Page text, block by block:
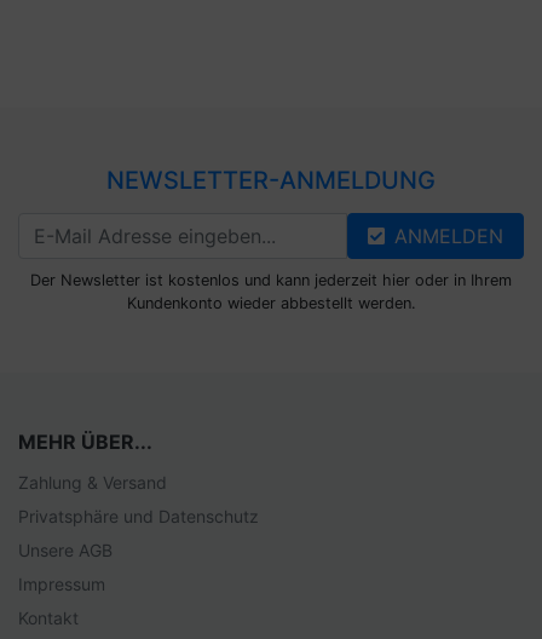
NEWSLETTER-ANMELDUNG
ANMELDEN
Der Newsletter ist kostenlos und kann jederzeit hier oder in Ihrem
Kundenkonto wieder abbestellt werden.
MEHR ÜBER...
Zahlung & Versand
Privatsphäre und Datenschutz
Unsere AGB
Impressum
Kontakt